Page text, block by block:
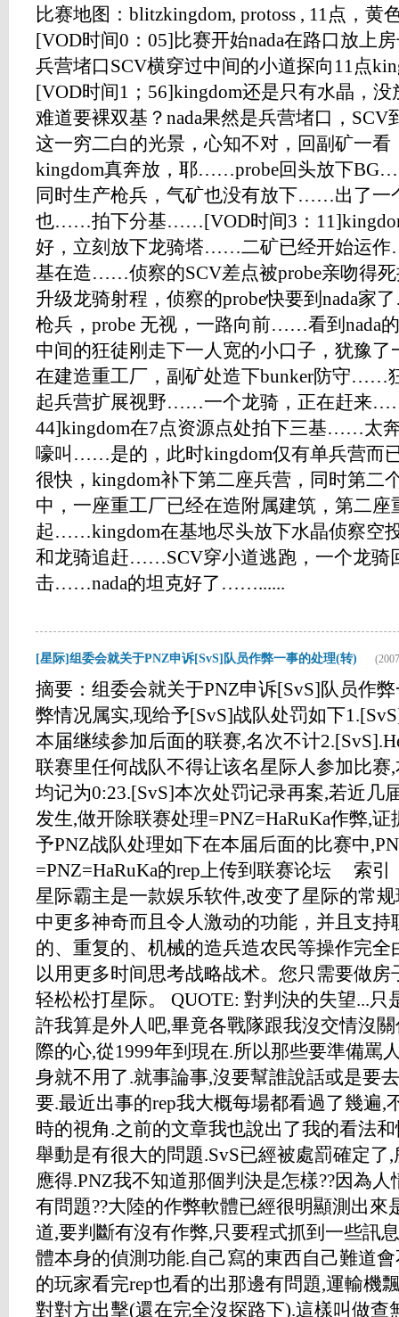
比赛地图：blitzkingdom, protoss , 11点，黄
[VOD时间0：05]比赛开始nada在路口放上
兵营堵口SCV横穿过中间的小道探向11点
[VOD时间1；56]kingdom还是只有水晶，
难道要裸双基？nada果然是兵营堵口，
这一穷二白的光景，心知不对，回副矿一
kingdom真奔放，耶……probe回头放下
同时生产枪兵，气矿也没有放下……出了一
也……拍下分基……[VOD时间3：
好，立刻放下龙骑塔……二矿已经开始运
基在造……侦察的SCV差点被probe亲吻得
升级龙骑射程，侦察的probe快要到nada家
枪兵，probe 无视，一路向前……看到nada
中间的狂徒刚走下一人宽的小口子，犹豫
在建造重工厂，副矿处造下bunker防守……
起兵营扩展视野……一个龙骑，正在赶来
44]kingdom在7点资源点处拍下三基……太
嚎叫……是的，此时kingdom仅有单兵营
很快，kingdom补下第二座兵营，同时第
中，一座重工厂已经在造附属建筑，第二
起……kingdom在基地尽头放下水晶侦察空
和龙骑追赶……SCV穿小道逃跑，一个龙骑
击……nada的坦克好了……......
[星际]组委会就关于PNZ申诉[SvS]队员作弊一事的处理(转)
摘要：组委会就关于PNZ申诉[SvS]队员作
弊情况属实,现给予[SvS]战队处罚如下
本届继续参加后面的联赛,名次不计
联赛里任何战队不得让该名星际人参加比
均记为0:23.[SvS]本次处罚记录再案,若近几
发生,做开除联赛处理=PNZ=HaRuKa作弊,
予PNZ战队处理如下在本届后面的比赛中
=PNZ=HaRuKa的rep上传到联赛论坛 索
星际霸主是一款娱乐软件,改变了星际的常
中更多神奇而且令人激动的功能，并且支
的、重复的、机械的造兵造农民等操作完
以用更多时间思考战略战术。您只需要做
轻松松打星际。 QUOTE: 對判決的失望...
許我算是外人吧,畢竟各戰隊跟我沒交情沒
際的心,從1999年到現在.所以那些要準備罵
身就不用了.就事論事,沒要幫誰說話或是要
要.最近出事的rep我大概每場都看過了幾遍,
時的視角.之前的文章我也說出了我的看法
舉動是有很大的問題.SvS已經被處罰確定了
應得.PNZ我不知道那個判決是怎樣??因為
有問題??大陸的作弊軟體已經很明顯測出來
道,要判斷有沒有作弊,只要程式抓到一些訊
體本身的偵測功能.自己寫的東西自己難道
的玩家看完rep也看的出那邊有問題,運輸機
對對方出擊(還在完全沒探路下).這樣叫做查